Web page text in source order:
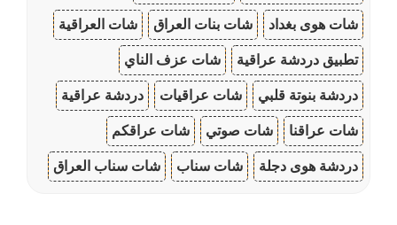
شات هوى بغداد شات بنات العراق شات العراقية
تطبيق دردشة عراقية شات عزف الناي
دردشة بنوتة قلبي شات عراقيات دردشة عراقية
شات عراقنا شات صوتي شات عراقكم
دردشة هوى دجلة شات سناب شات سناب العراق